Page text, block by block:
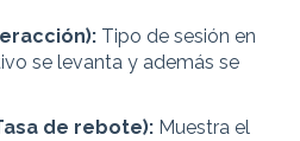
Tipo de sesión en
se levanta y además se
de rebote): Muestra el